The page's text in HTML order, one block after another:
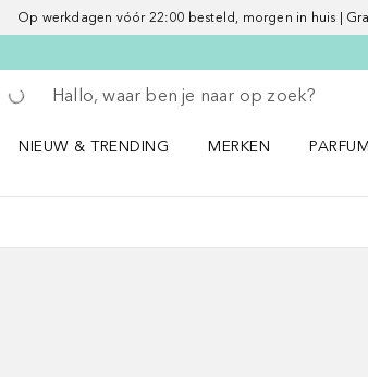
Op werkdagen vóór 22:00 besteld, morgen in huis |
Ga terug
Zoekopdracht uitvoeren
NIEUW & TRENDING
MERKEN
PARFUM